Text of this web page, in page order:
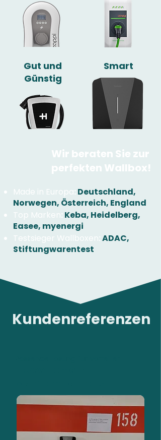
Gut und
Günstig
Smart
Wir beraten Sie zur
perfekten Wallbox!
Made in Europa: Deutschland,
Norwegen, Österreich, England
Top Marken: Keba, Heidelberg,
Easee, myenergi
Testsieger Wallboxen:ADAC,
Stiftungwarentest
Kundenreferenzen